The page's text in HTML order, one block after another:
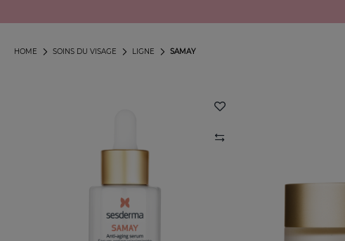
SAMAY
LIGNE
SOINS DU VISAGE
HOME